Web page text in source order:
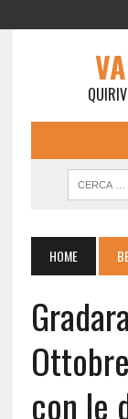
HOME
con le